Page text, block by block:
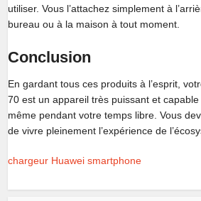
utiliser. Vous l’attachez simplement à
bureau ou à la maison à tout moment.
Conclusion
En gardant tous ces produits à l’esprit,
70 est un appareil très puissant et
même pendant votre temps libre. Vous
de vivre pleinement l’expérience de
chargeur Huawei smartphone